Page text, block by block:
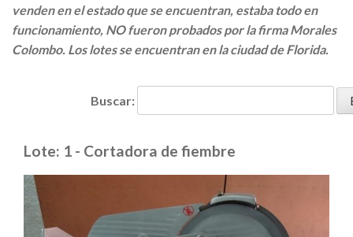
venden en el estado que se encuentran, estaba todo en
funcionamiento, NO fueron probados por la firma Morales
Colombo. Los lotes se encuentran en la ciudad de Florida.
Buscar:
Lote: 1 - Cortadora de fiembre